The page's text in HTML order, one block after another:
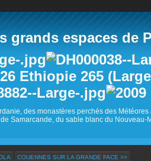
grands espaces de
des monastères perchés des
Samarcande, du sable blanc du Nouveau-
COUENNES SUR LA GRANDE FACE >>